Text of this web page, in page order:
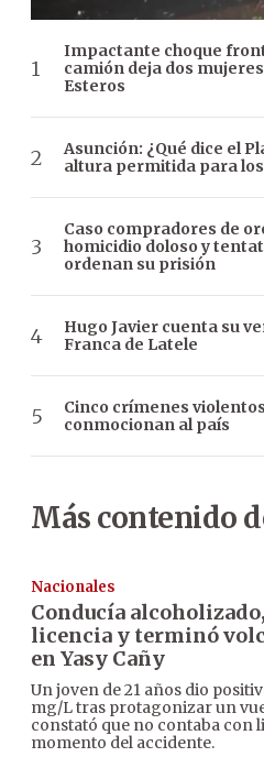
Impactante choque
camión deja dos
Esteros
Asunción: ¿Qué dice el
altura permitida para
Caso compradores de
homicidio doloso y
ordenan su prisión
Hugo Javier cuenta su
Franca de Latele
Cinco crímenes
conmocionan al país
Más contenido
Nacionales
Conducía
licencia y terminó
en Yasy Cañy
Un joven de 21 años dio
mg/L tras protagonizar un
constató que no contaba con
momento del accidente.